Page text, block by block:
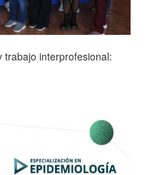
trabajo interprofesional: